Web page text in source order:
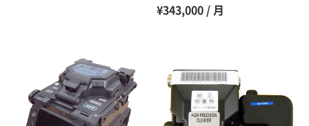
50％（割引率50％）
11ヶ月
12ヶ月 45％（割引率55％）
¥343,000 / 月